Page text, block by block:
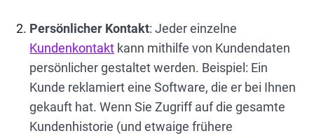
Persönlicher Kontakt: Jeder einzelne
Kundenkontakt kann mithilfe von Kundendaten
persönlicher gestaltet werden. Beispiel: Ein
Kunde reklamiert eine Software, die er bei Ihnen
gekauft hat. Wenn Sie Zugriff auf die gesamte
Kundenhistorie (und etwaige frühere